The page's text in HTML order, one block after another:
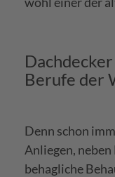
Berufe der
Denn schon
Anliegen, neben
behagliche